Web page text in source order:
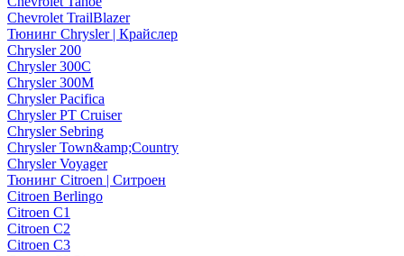
Chevrolet TrailBlazer
Тюнинг Chrysler | Крайслер
Chrysler 200
Chrysler 300C
Chrysler 300M
Chrysler Pacifica
Chrysler PT Cruiser
Chrysler Sebring
Chrysler Town&amp;Country
Chrysler Voyager
Тюнинг Citroen | Ситроен
Citroen Berlingo
Citroen C1
Citroen C2
Citroen C3